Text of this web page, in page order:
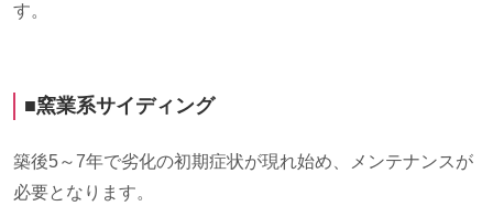
す。
■窯業系サイディング
築後5～7年で劣化の初期症状が現れ始め、メンテナンスが
必要となります。